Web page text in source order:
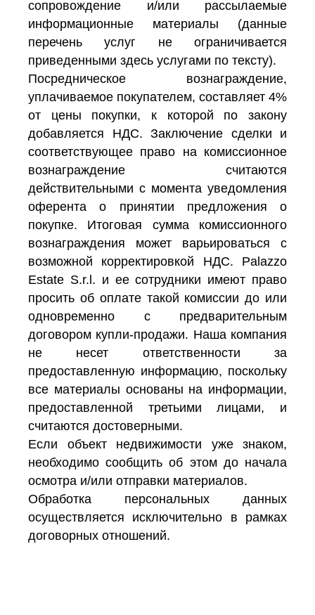
сопровождение и/или рассылаемые
информационные материалы (данные
перечень услуг не ограничивается
приведенными здесь услугами по тексту).
Посредническое вознаграждение,
уплачиваемое покупателем, составляет 4%
от цены покупки, к которой по закону
добавляется НДС. Заключение сделки и
соответствующее право на комиссионное
вознаграждение считаются
действительными с момента уведомления
оферента о принятии предложения о
покупке. Итоговая сумма комиссионного
вознаграждения может варьироваться с
возможной корректировкой НДС. Palazzo
Estate S.r.l. и ее сотрудники имеют право
просить об оплате такой комиссии до или
одновременно с предварительным
договором купли-продажи. Наша компания
не несет ответственности за
предоставленную информацию, поскольку
все материалы основаны на информации,
предоставленной третьими лицами, и
считаются достоверными.
Если объект недвижимости уже знаком,
необходимо сообщить об этом до начала
осмотра и/или отправки материалов.
Обработка персональных данных
осуществляется исключительно в рамках
договорных отношений.